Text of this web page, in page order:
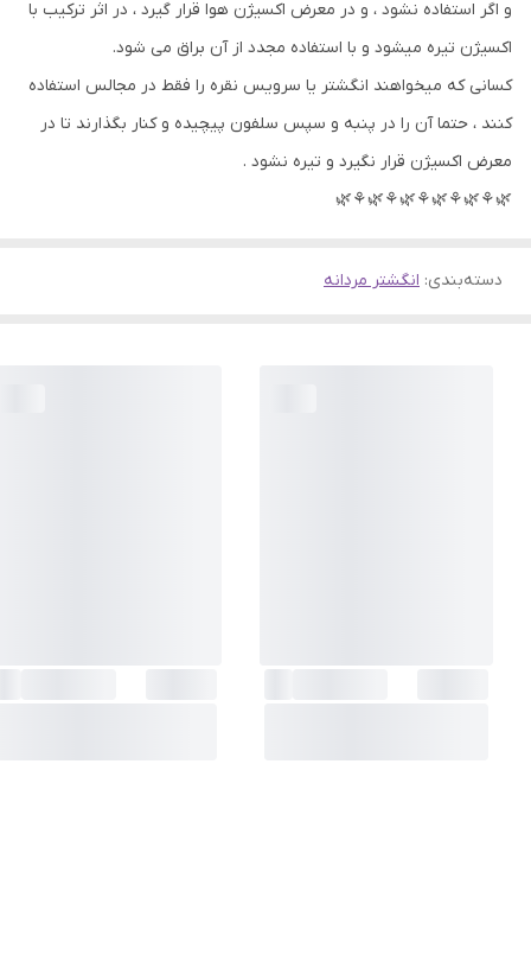
و اگر استفاده نشود ، و در معرض اکسیژن هوا قرار گیرد ، در اثر ترکیب با
اکسیژن تیره میشود و با استفاده مجدد از آن براق می شود.
کسانی که میخواهند انگشتر یا سرویس نقره را فقط در مجالس استفاده
کنند ، حتما آن را در پنبه و سپس سلفون پیچیده و کنار بگذارند تا در
معرض اکسیژن قرار نگیرد و تیره نشود .
🌿⚘🌿⚘🌿⚘🌿⚘🌿⚘🌿
دسته‌بندی: انگشتر مردانه